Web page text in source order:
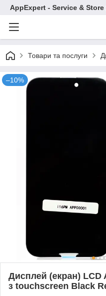
AppExpert - Service &
Товари та послуги
–10%
Дисплей (екран) LCD
з touchscreen Black